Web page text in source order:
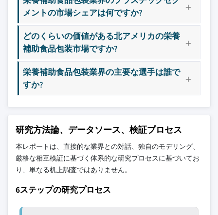
8.4.2 インド
8.4.3 日本
8.4.4 韓国
8.4.5 オーストラリア
8.5 ラテンアメリカ
8.5.1 ブラジル
8.6.1 南アフリカ
8.6.2 サウジアラビア
8.6.3 アラブ首長国連邦
9.12 パックヘルプ
9.14 パックマン・インダストリーズ
9.15 パックモジョ
9.16 プレティウム・パッケージング
9.17 プロシェイク
9.20 トリル・パッケージング
このレポートに掲載されている企業は厳選さ
れたものであり、競合全体を網羅するもので
はありません。
メントの市場シェアは何ですか?
どのくらいの価値がある北アメリカの栄養
補助食品包装市場ですか?
栄養補助食品包装業界の主要な選手は誰で
すか?
研究方法論、データソース、検証プロセス
本レポートは、直接的な業界との対話、独自のモデリング、
厳格な相互検証に基づく体系的な研究プロセスに基づいてお
り、単なる机上調査ではありません。
6ステップの研究プロセス